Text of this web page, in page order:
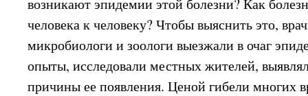
человека к человеку? Чтобы выяснить это,
микробиологи и зоологи выезжали в очаг
опыты, исследовали местных жителей,
причины ее появления. Ценой гибели многих